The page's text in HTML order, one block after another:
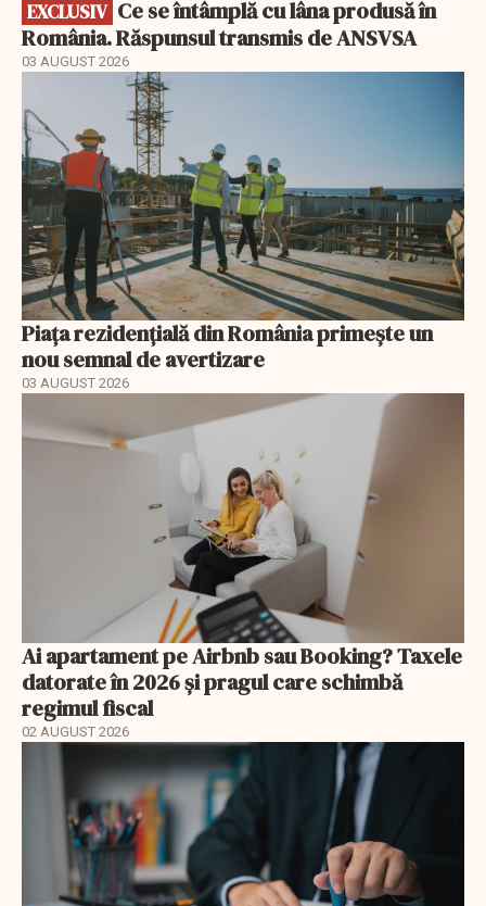
EXCLUSIV
România. Răspunsul transmis de ANSVSA
03 AUGUST 2026
Piața rezidențială din România primește un
nou semnal de avertizare
03 AUGUST 2026
Ai apartament pe Airbnb sau Booking? Taxele
datorate în 2026 și pragul care schimbă
regimul fiscal
02 AUGUST 2026